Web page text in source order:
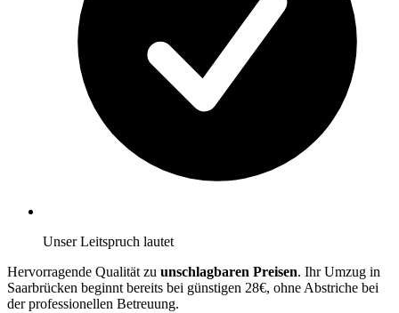
Unser Leitspruch lautet
Hervorragende Qualität zu unschlagbaren Preisen. Ihr Umzug in
Saarbrücken beginnt bereits bei günstigen 28€, ohne Abstriche bei
der professionellen Betreuung.